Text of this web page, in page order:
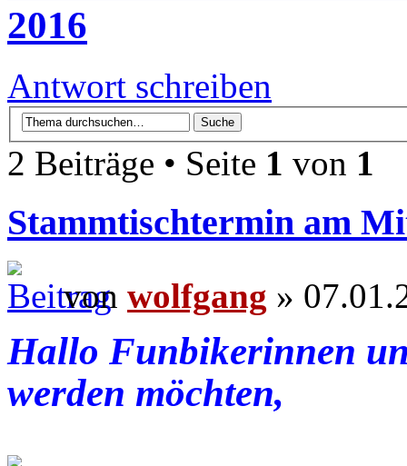
2016
Antwort schreiben
2 Beiträge • Seite 1 von 1
Stammtischtermin am
von wolfgang »
Hallo Funbikerinnen
werden möchten,